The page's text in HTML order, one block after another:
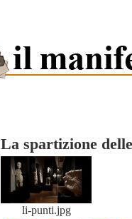
La spartizione
li-punti.jpg